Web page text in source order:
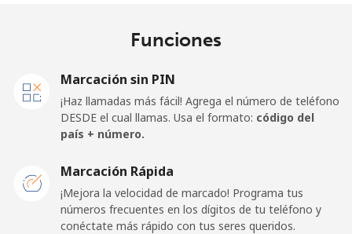
Celular
American Samoa
Línea fija ⁦26.9c⁩
⁦29.9c⁩ 33 min por ⁦$10⁩ -
Funciones
Marcación sin PIN
¡Haz llamadas más fácil! Agrega el número de teléfono
DESDE el cual llamas. Usa el formato: código del
país + número.
Marcación Rápida
¡Mejora la velocidad de marcado! Programa tus
números frecuentes en los dígitos de tu teléfono y
conéctate más rápido con tus seres queridos.